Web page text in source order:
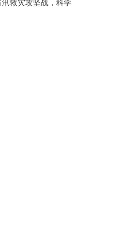
救灾攻坚战，科学